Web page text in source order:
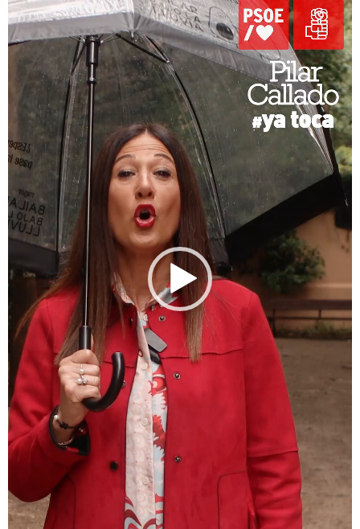
vídeo